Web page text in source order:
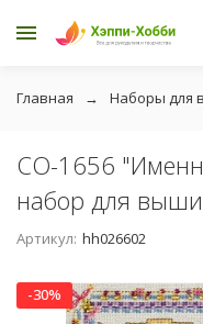
Главная Наборы для
СО-1656
набор для
Артикул: hh026602
-30%